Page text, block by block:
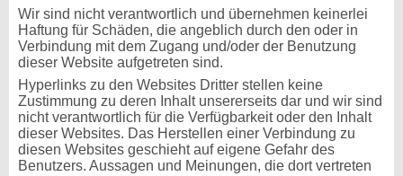
Wir sind nicht verantwortlich und übernehmen keinerlei
Haftung für Schäden, die angeblich durch den oder in
Verbindung mit dem Zugang und/oder der Benutzung
dieser Website aufgetreten sind.
Hyperlinks zu den Websites Dritter stellen keine
Zustimmung zu deren Inhalt unsererseits dar und wir sind
nicht verantwortlich für die Verfügbarkeit oder den Inhalt
dieser Websites. Das Herstellen einer Verbindung zu
diesen Websites geschieht auf eigene Gefahr des
Benutzers. Aussagen und Meinungen, die dort vertreten